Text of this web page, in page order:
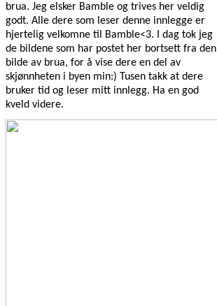
brua. Jeg elsker Bamble og trives her veldig
godt. Alle dere som leser denne innlegge er
hjertelig velkomne til Bamble<3. I dag tok jeg
de bildene som har postet her bortsett fra den
bilde av brua, for å vise dere en del av
skjønnheten i byen min:) Tusen takk at dere
bruker tid og leser mitt innlegg. Ha en god
kveld videre.